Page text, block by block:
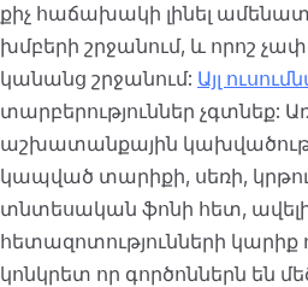
քիչ հաճախակի լինել
խմբերի շրջանում, և որոշ
կանանց շրջանում: Այլ
տարբերություններ չգտնեք:
աշխատանքային
կապված տարիքի, սեռի,
տնտեսական ֆոնի հետ,
հետազոտությունների կարիք
կոնկրետ որ գործոններն են